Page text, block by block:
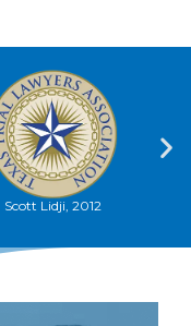
Bufete Lidji, 2022